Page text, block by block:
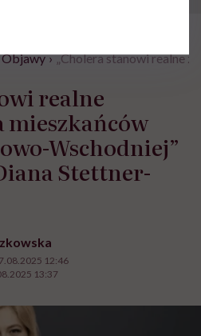
Objawy › „Cholera stanowi realne
realne
mieszkańców
Wschodniej”
Stettner-
12:46
13:37